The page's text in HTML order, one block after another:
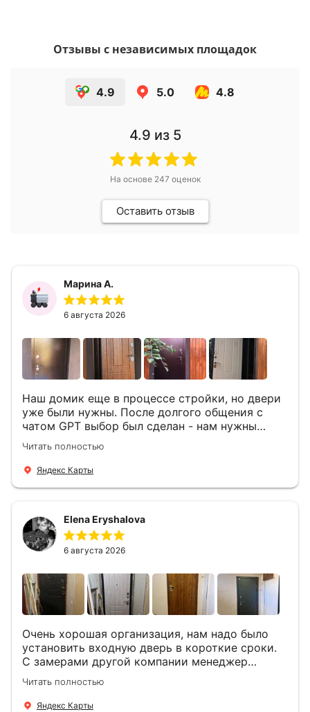
Отзывы с независимых площадок
4.9 5.0 4.8
4.9 из 5
На основе 247 оценок
Оставить отзыв
Марина А.
6 августа 2026
Наш домик еще в процессе стройки, но двери
уже были нужны. После долгого общения с
чатом GPT выбор был сделан - нам нужны
двери Аргус Термо Композит, которые нашлись
в компании ДвериОпт . Менеджер Филипп
ответил на все вопросы, посчитал стоимость и
установили две двери, ответили на все
вопросы . Выполненной работой мы довольны.
Огромная всем благодарность!
Читать полностью
Яндекс Карты
Elena Eryshalova
6 августа 2026
Очень хорошая организация, нам надо было
установить входную дверь в короткие сроки.
С замерами другой компании менеджер
компании Филлип, быстро предоставил нам
варианты дверей, монтаж тоже был очень
четкий, позвонили, согласовали и установили
Читать полностью
Яндекс Карты